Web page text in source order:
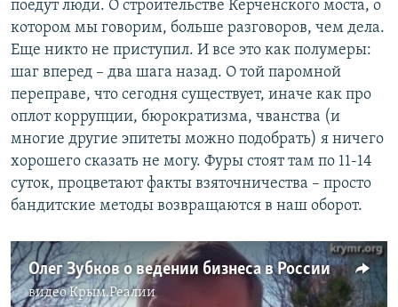
поедут люди. О строительстве Керченского моста, о
котором мы говорим, больше разговоров, чем дела.
Еще никто не приступил. И все это как полумеры:
шаг вперед – два шага назад. О той паромной
переправе, что сегодня существует, иначе как про
оплот коррупции, бюрократизма, чванства (и
многие другие эпитеты можно подобрать) я ничего
хорошего сказать не могу. Фуры стоят там по 11-14
суток, процветают факты взяточничества – просто
бандитские методы возвращаются в наш оборот.
Олег Зубков о ведении бизнеса в России
видеоКрым.Реалии